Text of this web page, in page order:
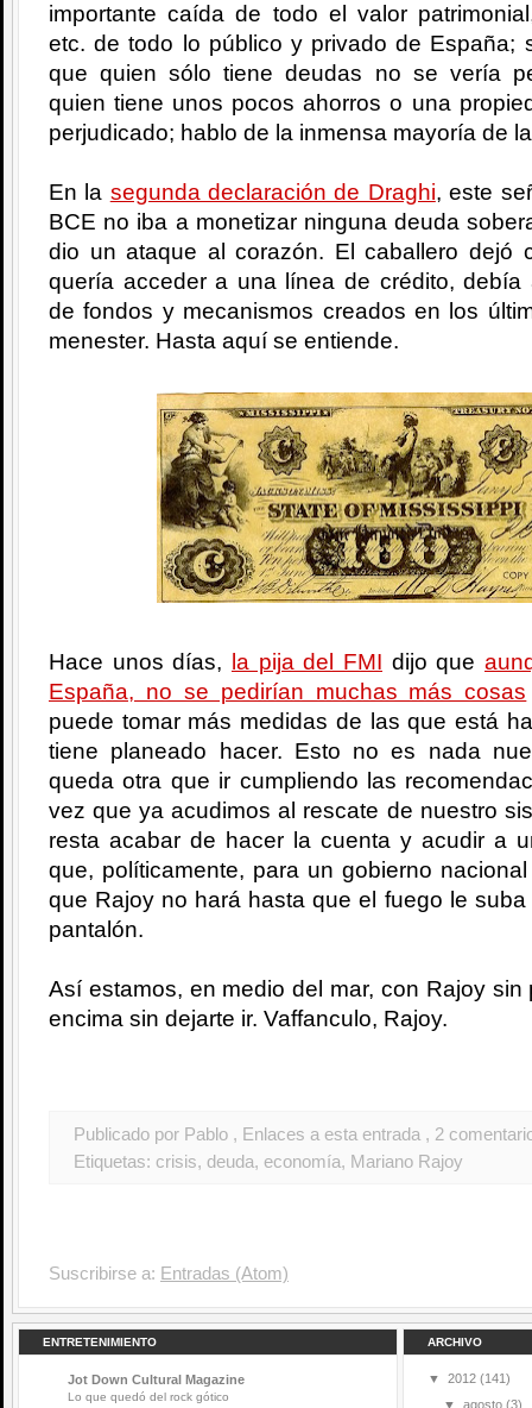
importante caída de todo el valor
etc. de todo lo público y privado de España;
que quien sólo tiene deudas no se vería
quien tiene unos pocos ahorros o una
perjudicado; hablo de la inmensa mayoría de
En la segunda declaración de Draghi, este
BCE no iba a monetizar ninguna deuda
dio un ataque al corazón. El caballero dejó
quería acceder a una línea de crédito, debía
de fondos y mecanismos creados en los
menester. Hasta aquí se entiende.
Hace unos días, la pija del FMI dijo que
España, no se pedirían muchas más cosas
puede tomar más medidas de las que está
tiene planeado hacer. Esto no es nada
queda otra que ir cumpliendo las
vez que ya acudimos al rescate de nuestro
resta acabar de hacer la cuenta y acudir a
que, políticamente, para un gobierno
que Rajoy no hará hasta que el fuego le
pantalón.
Así estamos, en medio del mar, con Rajoy
encima sin dejarte ir. Vaffanculo, Rajoy.
Publicado por Pablo , Enlaces a esta entrada , 2
Etiquetas: crisis, deuda, economía, Mariano Rajoy
Suscribirse a: Entradas (Atom)
ENTRETENIMIENTO
Jot Down Cultural Magazine
Lo que quedó del rock gótico
ARCHIVO
▼ 2012 (141)
▼
agosto (3)